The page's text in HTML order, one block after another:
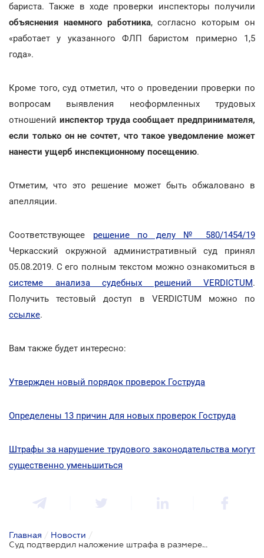
бариста. Также в ходе проверки инспекторы получили
объяснения наемного работника, согласно которым он
«работает у указанного ФЛП баристом примерно 1,5
года».
Кроме того, суд отметил, что о проведении проверки по
вопросам выявления неоформленных трудовых
отношений инспектор труда сообщает предпринимателя,
если только он не сочтет, что такое уведомление может
нанести ущерб инспекционному посещению.
Отметим, что это решение может быть обжаловано в
апелляции.
Соответствующее решение по делу № 580/1454/19
Черкасский окружной административный суд принял
05.08.2019. С его полным текстом можно ознакомиться в
системе анализа судебных решений VERDICTUM.
Получить тестовый доступ в VERDICTUM можно по
ссылке.
Вам также будет интересно:
Утвержден новый порядок проверок Гоструда
Определены 13 причин для новых проверок Гоструда
Штрафы за нарушение трудового законодательства могут
существенно уменьшиться
Главная / Новости /
Суд подтвердил наложение штрафа в размере 125 тыс. грн за неоформление бариста